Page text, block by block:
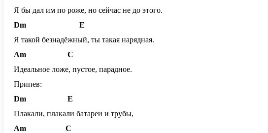
Я бы дал им по роже, но сейчас не до этого.
Dm
E
Я такой безнадёжный, ты такая нарядная.
Am
C
Идеальное ложе, пустое, парадное.
Припев:
Dm
E
Плакали, плакали батареи и трубы,
Am
C